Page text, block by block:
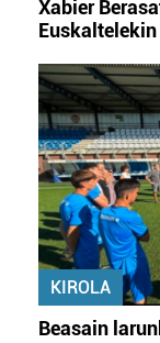
Xabier
Euskaltelekin
KIROLA
Beasain